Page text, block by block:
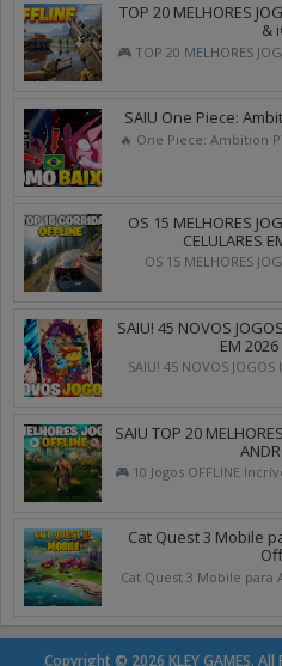
TOP 20 MELHORES
&
🎮 TOP 20 MELHORES
SAIU One Piece:
🔥 One Piece: Ambition
OS 15 MELHORES
CELULARES
OS 15 MELHORES
SAIU! 45 NOVOS
EM 2026
SAIU! 45 NOVOS JOGOS
SAIU TOP 20
🎮 10 Jogos OFFLINE
Cat Quest 3 Mobile
Cat Quest 3 Mobile para
Copyright © 2026 KLEY GAMES. All